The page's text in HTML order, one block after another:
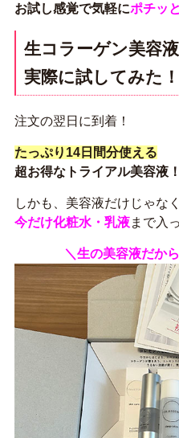
お試し感覚で気軽にポチッ
生コラーゲン美容
実際に試してみた！
注文の翌日に到着！
たっぷり14日間分使える
超お得なトライアル美容液！
しかも、美容液だけじゃな
今だけ化粧水・乳液まで入
＼生の美容液だか